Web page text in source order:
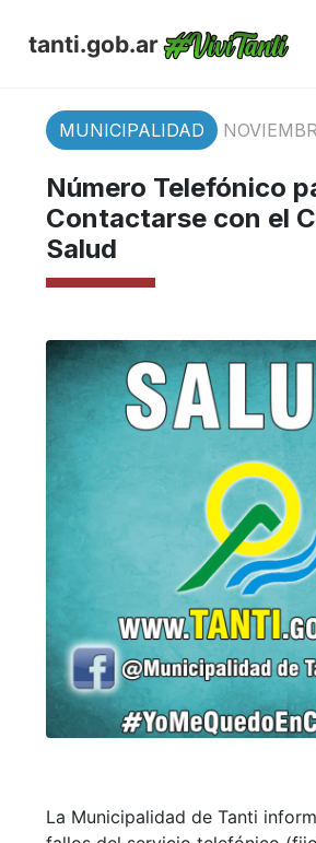
tanti.gob.ar
MUNICIPALIDAD
Número Telefónico
Contactarse con el
Salud
La Municipalidad de Tanti